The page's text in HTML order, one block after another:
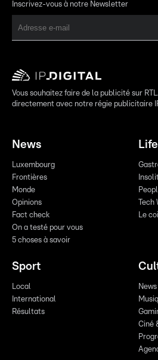
Inscrivez-vous à notre Newsletter
Vous souhaitez faire de la publicité sur
directement avec notre régie publicitaire
News
Luxembourg
Frontières
Monde
Opinions
Fact check
On a testé pour vous
5 choses à savoir
Le
Sport
Local
International
Résultats
News
Ciné